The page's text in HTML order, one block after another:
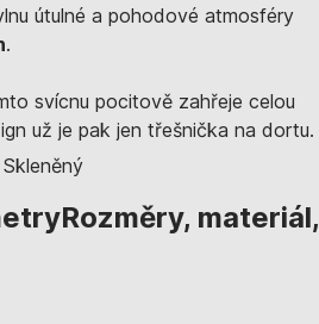
útulné a pohodové atmosféry
.
svícnu pocitově zahřeje celou
už je pak jen třešnička na dortu.
Skleněný
Rozměry, materiál,